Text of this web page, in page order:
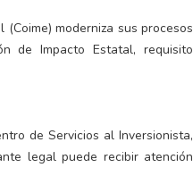
moderniza sus procesos
de Impacto Estatal, requisito
de Servicios al Inversionista,
legal puede recibir atención